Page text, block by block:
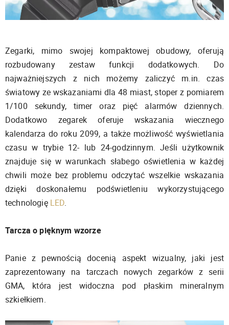
Zegarki, mimo swojej kompaktowej obudowy, oferują
rozbudowany zestaw funkcji dodatkowych. Do
najważniejszych z nich możemy zaliczyć m.in. czas
światowy ze wskazaniami dla 48 miast, stoper z pomiarem
1/100 sekundy, timer oraz pięć alarmów dziennych.
Dodatkowo zegarek oferuje wskazania wiecznego
kalendarza do roku 2099, a także możliwość wyświetlania
czasu w trybie 12- lub 24-godzinnym. Jeśli użytkownik
znajduje się w warunkach słabego oświetlenia w każdej
chwili może bez problemu odczytać wszelkie wskazania
dzięki doskonałemu podświetleniu wykorzystującego
technologię LED.
Tarcza o pięknym wzorze
Panie z pewnością docenią aspekt wizualny, jaki jest
zaprezentowany na tarczach nowych zegarków z serii
GMA, która jest widoczna pod płaskim mineralnym
szkiełkiem.